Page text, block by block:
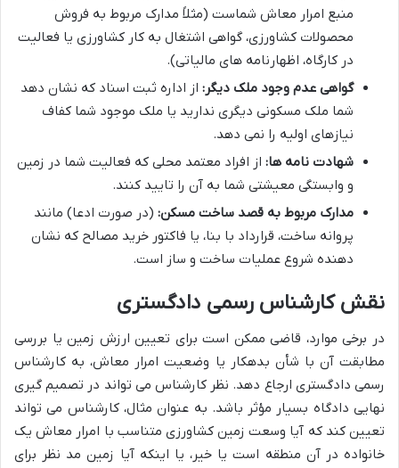
منبع امرار معاش شماست (مثلاً مدارک مربوط به فروش
محصولات کشاورزی، گواهی اشتغال به کار کشاورزی یا فعالیت
در کارگاه، اظهارنامه های مالیاتی).
گواهی عدم وجود ملک دیگر: از اداره ثبت اسناد که نشان دهد
شما ملک مسکونی دیگری ندارید یا ملک موجود شما کفاف
نیازهای اولیه را نمی دهد.
شهادت نامه ها: از افراد معتمد محلی که فعالیت شما در زمین
و وابستگی معیشتی شما به آن را تایید کنند.
مدارک مربوط به قصد ساخت مسکن: (در صورت ادعا) مانند
پروانه ساخت، قرارداد با بنا، یا فاکتور خرید مصالح که نشان
دهنده شروع عملیات ساخت و ساز است.
نقش کارشناس رسمی دادگستری
در برخی موارد، قاضی ممکن است برای تعیین ارزش زمین یا بررسی
مطابقت آن با شأن بدهکار یا وضعیت امرار معاش، به کارشناس
رسمی دادگستری ارجاع دهد. نظر کارشناس می تواند در تصمیم گیری
نهایی دادگاه بسیار مؤثر باشد. به عنوان مثال، کارشناس می تواند
تعیین کند که آیا وسعت زمین کشاورزی متناسب با امرار معاش یک
خانواده در آن منطقه است یا خیر، یا اینکه آیا زمین مد نظر برای